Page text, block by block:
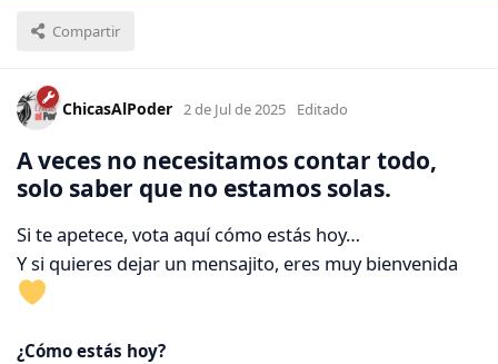
Compartir
ChicasAlPoder 2 de Jul de 2025 Editado
A veces no necesitamos contar todo,
solo saber que no estamos solas.
Si te apetece, vota aquí cómo estás hoy…
Y si quieres dejar un mensajito, eres muy bienvenida
¿Cómo estás hoy?